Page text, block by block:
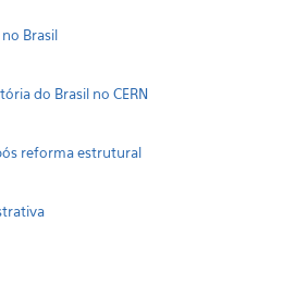
Brasil
do Brasil no CERN
reforma estrutural